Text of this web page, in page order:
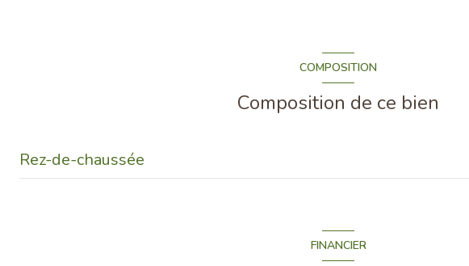
COMPOSITION
Composition de ce bien
Rez-de-chaussée
FINANCIER